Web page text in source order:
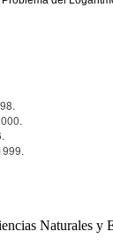
Naturales y